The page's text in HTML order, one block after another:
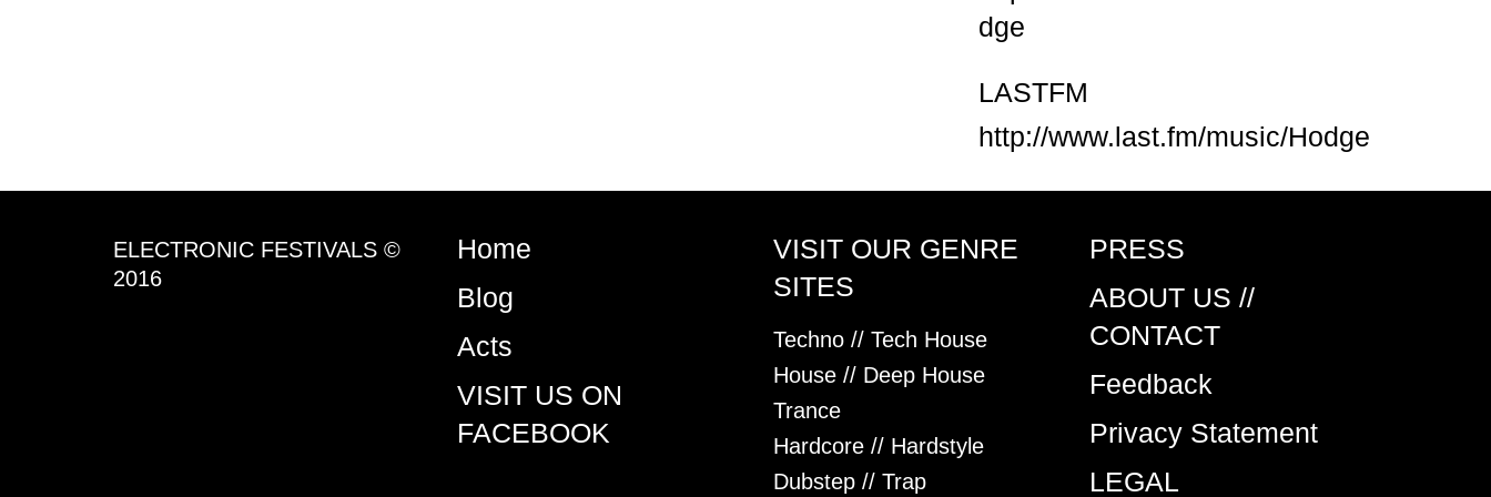
dge
LASTFM
http://www.last.fm/music/Hodge
ELECTRONIC FESTIVALS ©
2016
Home
Blog
Acts
VISIT US ON
FACEBOOK
VISIT OUR GENRE
SITES
Techno // Tech House
House // Deep House
Trance
Hardcore // Hardstyle
Dubstep // Trap
PRESS
ABOUT US //
CONTACT
Feedback
Privacy Statement
LEGAL